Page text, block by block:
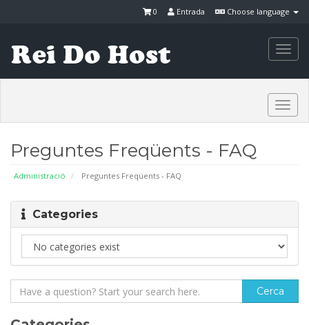
Choose language
Entrada
0
Preguntes Freqüents - FAQ
Administració Preguntes Freqüents - FAQ
Categories